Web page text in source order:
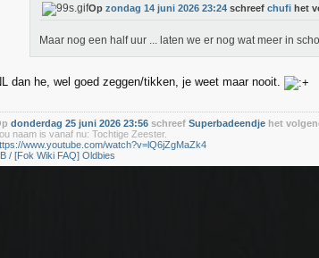
Op zondag 14 juni 2026 23:24 schreef chufi het
Maar nog een half uur ... laten we er nog wat meer in
dan he, wel goed zeggen/tikken, je weet maar nooit.
donderdag 25 juni 2026 23:56 schreef Superbadeendje het
naam is vanaf nu: Tochtige Zeester.
www.youtube.com/watch?v=lQ6jZgMaZk4
/ [Fok Wiki FAQ] Oldbies